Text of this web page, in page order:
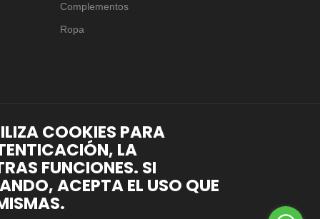
Complementos
Ropa
COOKIES PARA
LA
FUNCIONES. SI
ACEPTA EL USO QUE